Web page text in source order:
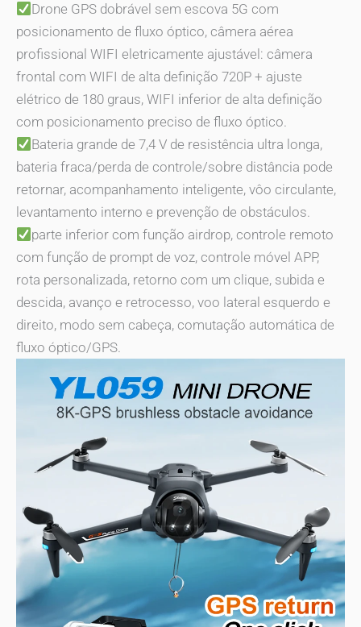
Drone GPS dobrável sem escova 5G com
posicionamento de fluxo óptico, câmera aérea
profissional WIFI eletricamente ajustável: câmera
frontal com WIFI de alta definição 720P + ajuste
elétrico de 180 graus, WIFI inferior de alta definição
com posicionamento preciso de fluxo óptico.
Bateria grande de 7,4 V de resistência ultra longa,
bateria fraca/perda de controle/sobre distância pode
retornar, acompanhamento inteligente, vôo circulante,
levantamento interno e prevenção de obstáculos.
parte inferior com função airdrop, controle remoto
com função de prompt de voz, controle móvel APP,
rota personalizada, retorno com um clique, subida e
descida, avanço e retrocesso, voo lateral esquerdo e
direito, modo sem cabeça, comutação automática de
fluxo óptico/GPS.